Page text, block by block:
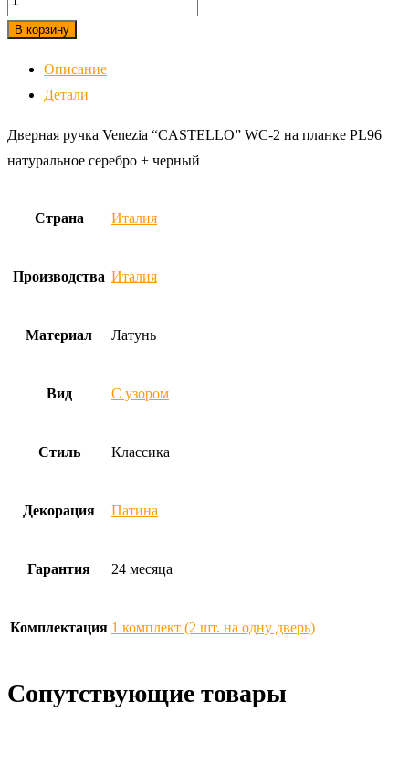
В корзину
Описание
Детали
Дверная ручка Venezia “CASTELLO” WC-2 на планке PL96
натуральное серебро + черный
Страна Италия
Производства Италия
Материал Латунь
Вид С узором
Стиль Классика
Декорация Патина
Гарантия 24 месяца
Комплектация 1 комплект (2 шт. на одну дверь)
Сопутствующие товары